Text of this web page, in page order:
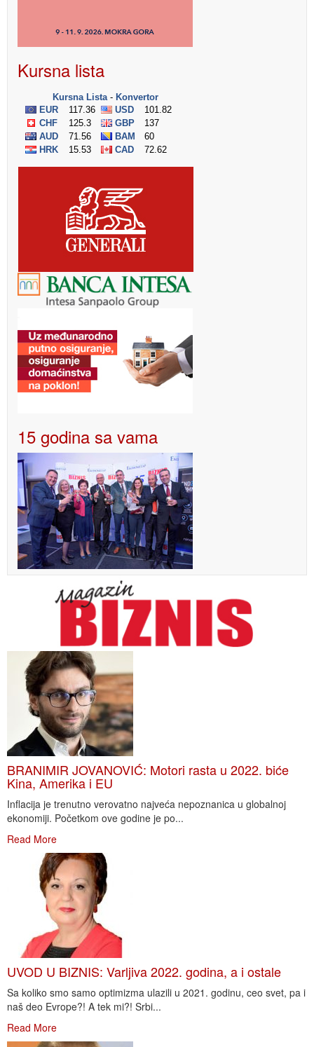
Kursna lista
15 godina sa vama
BRANIMIR JOVANOVIĆ: Motori rasta u 2022. biće
Kina, Amerika i EU
Inflacija je trenutno verovatno najveća nepoznanica u globalnoj
ekonomiji. Početkom ove godine je po...
Read More
UVOD U BIZNIS: Varljiva 2022. godina, a i ostale
Sa koliko smo samo optimizma ulazili u 2021. godinu, ceo svet, pa i
naš deo Evrope?! A tek mi?! Srbi...
Read More